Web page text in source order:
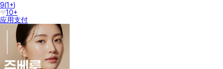
9(1+)
10+
应用支付